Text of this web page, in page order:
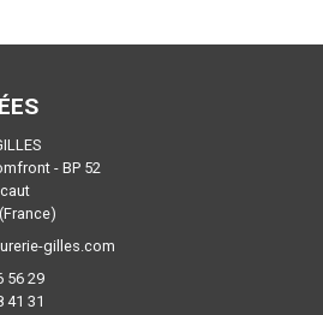
- BP 52
gilles.com
56 29
41 31